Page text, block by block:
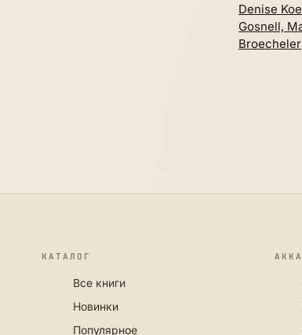
Denise
Gosnell,
Broecheler
КАТАЛОГ
Все книги
Новинки
Популярное